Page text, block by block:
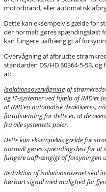
motorbrand, eller automatisk
Dette kan eksempelvis gælde for
der normalt gøres spændingsløst
kan fungere uafhængigt af
Overvågning af afbrudte
standarden DS/HD 60364-5-53,
at:
Isolationsovervågningaf
og IT-systemer ved hjælp af IMD’er
at IMD’en automatisk deaktiveres,
forudsætning for dette er, at de
fra alle systemets poler.
Dette kan eksempelvis gælde for
normalt gøres spændingsløst for at
fungere uafhængigt af forsyningen
Reduktion af isolationsniveaet skal
hørbart signal med mulighed for